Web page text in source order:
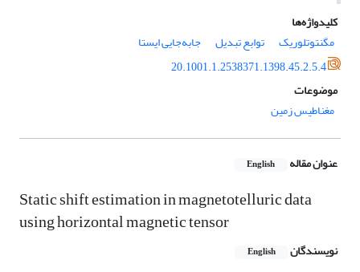
کلیدواژه‌ها
مگنتوتلوریک
توابع تبدیل
جابه‌جایی ایستا
20.1001.1.2538371.1398.45.2.5.4
موضوعات
مغناطیس زمین
عنوان مقاله English
Static shift estimation in magnetotelluric data
using horizontal magnetic tensor
نویسندگان English